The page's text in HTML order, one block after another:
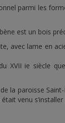
parmi les
est un bois
avec lame en
XVII ie siècle
la paroisse
venu